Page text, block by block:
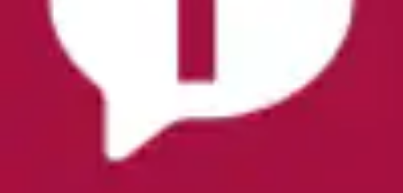
Farben
Bootcut-Jeans »mit Keileinsätzen« ausgestellte